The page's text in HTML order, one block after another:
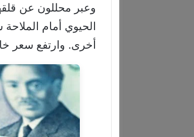
وعبر محللون عن
الحيوي أمام
أخرى. وارتفع سعر خام برنت 0.8% في